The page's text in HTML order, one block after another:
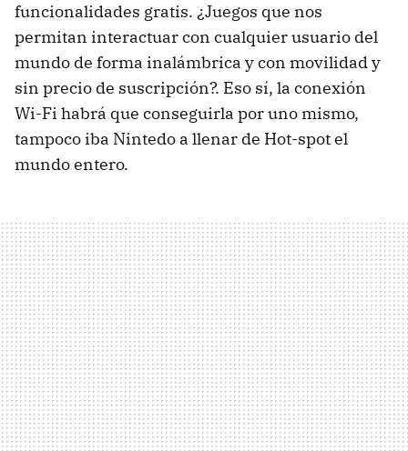
funcionalidades gratis. ¿Juegos que nos
permitan interactuar con cualquier usuario del
mundo de forma inalámbrica y con movilidad y
sin precio de suscripción?. Eso sí, la conexión
Wi-Fi habrá que conseguirla por uno mismo,
tampoco iba Nintedo a llenar de Hot-spot el
mundo entero.